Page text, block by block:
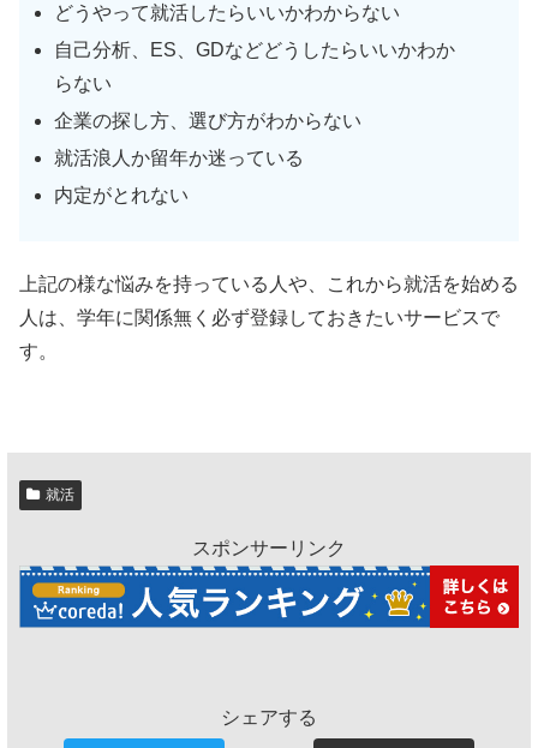
どうやって就活したらいいかわからない
自己分析、ES、GDなどどうしたらいいかわか
らない
企業の探し方、選び方がわからない
就活浪人か留年か迷っている
内定がとれない
上記の様な悩みを持っている人や、これから就活を始める
人は、学年に関係無く必ず登録しておきたいサービスで
す。
就活
スポンサーリンク
シェアする